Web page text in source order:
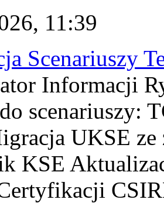
11:39
Scenariuszy
Informacji
scenariuszy:
UKSE
KSE